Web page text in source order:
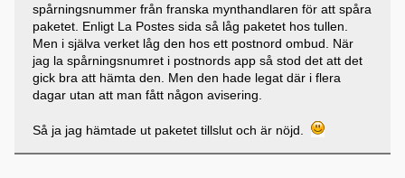
spårningsnummer från franska mynthandlaren för att spåra
paketet. Enligt La Postes sida så låg paketet hos tullen.
Men i själva verket låg den hos ett postnord ombud. När
jag la spårningsnumret i postnords app så stod det att det
gick bra att hämta den. Men den hade legat där i flera
dagar utan att man fått någon avisering.
Så ja jag hämtade ut paketet tillslut och är nöjd.